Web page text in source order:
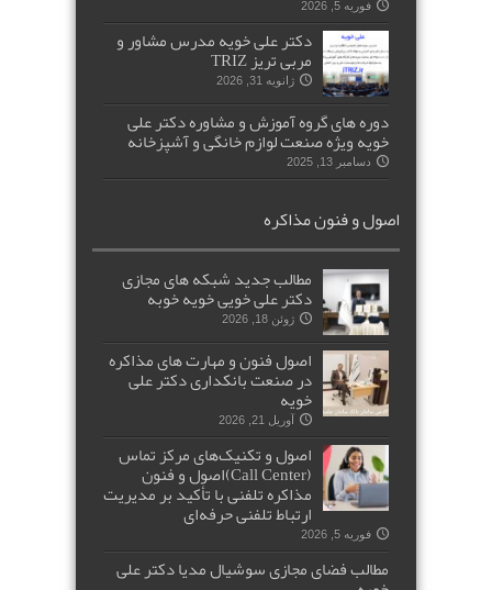
فوریه 5, 2026
دکتر علی خویه مدرس مشاور و
مربی تریز TRIZ
ژانویه 31, 2026
دوره های گروه آموزش و مشاوره دکتر علی
خویه ویژه صنعت لوازم خانگی و آشپزخانه
دسامبر 13, 2025
اصول و فنون مذاکره
مطالب جدید شبکه های مجازی
دکتر علی خویی خویه خوبه
ژوئن 18, 2026
اصول فنون و مهارت های مذاکره
در صنعت بانکداری دکتر علی
خویه
آوریل 21, 2026
اصول و تکنیک‌های مرکز تماس
(Call Center)اصول و فنون
مذاکره تلفنی با تأکید بر مدیریت
ارتباط تلفنی حرفه‌ای
فوریه 5, 2026
مطالب فضای مجازی سوشیال مدیا دکتر علی